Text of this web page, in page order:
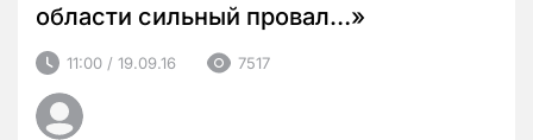
области сильный провал…»
11:00 / 19.09.16 7517